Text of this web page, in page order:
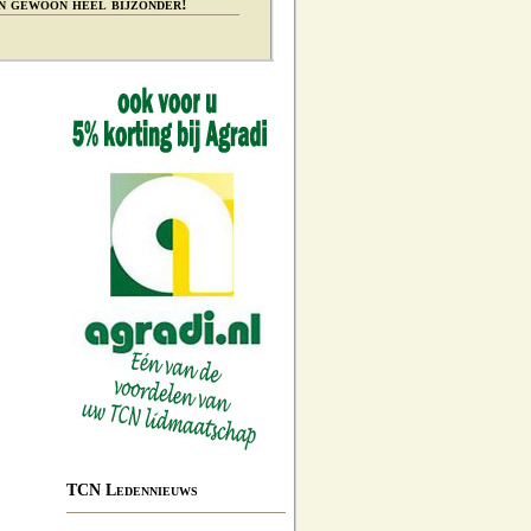
gewoon heel bijzonder!
TCN Ledennieuws